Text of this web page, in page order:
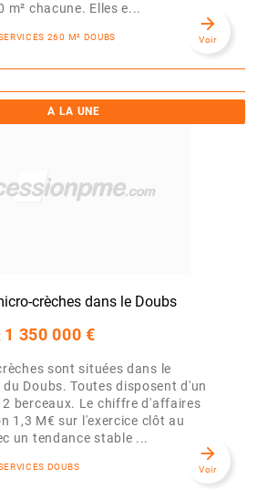
m² chacune. Elles e...
260 M² DOUBS
arrow_forward
Voir
A LA UNE
crèches dans le Doubs
1 350 000 €
sont situées dans le
Doubs. Toutes disposent d'un
berceaux. Le chiffre d'affaires
1,3 M€ sur l'exercice clôt au
un tendance stable ...
DOUBS
arrow_forward
Voir